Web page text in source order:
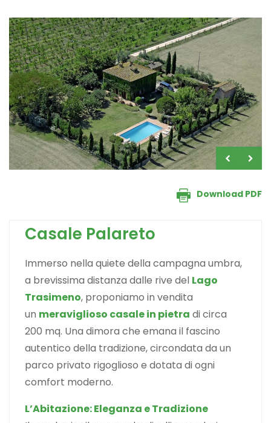
Download PDF
Casale Palareto
Immerso nella quiete della campagna umbra,
a brevissima distanza dalle rive del Lago
Trasimeno, proponiamo in vendita
un meraviglioso casale in pietra di circa
200 mq. Una dimora che emana il fascino
autentico della tradizione, circondata da un
parco privato rigoglioso e dotata di ogni
comfort moderno.
L’Abitazione: Eleganza e Tradizione